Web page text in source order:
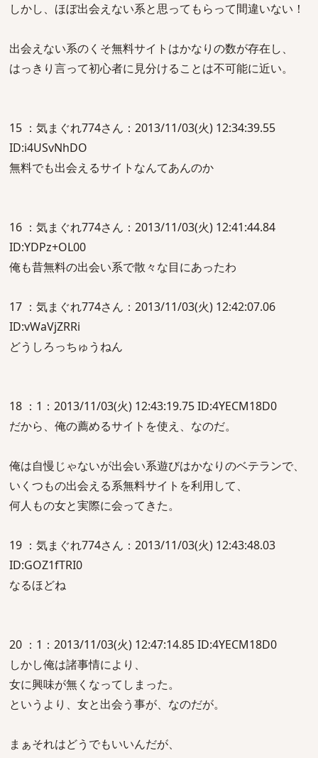
しかし、ほぼ出会えない系と思ってもらって間違いない！
出会えない系のくそ無料サイトはかなりの数が存在し、
はっきり言って初心者に見分けることは不可能に近い。
15 ：気まぐれ774さん：2013/11/03(火) 12:34:39.55
ID:i4USvNhDO
無料でも出会えるサイトなんてあんのか
16 ：気まぐれ774さん：2013/11/03(火) 12:41:44.84
ID:YDPz+OL00
俺も昔無料の出会い系で散々な目にあったわ
17 ：気まぐれ774さん：2013/11/03(火) 12:42:07.06
ID:vWaVjZRRi
どうしろっちゅうねん
18 ：1：2013/11/03(火) 12:43:19.75 ID:4YECM18D0
だから、俺の薦めるサイトを使え、なのだ。
俺は自慢じゃないが出会い系遊びはかなりのベテランで、
いくつもの出会える系無料サイトを利用して、
何人もの女と実際に会ってきた。
19 ：気まぐれ774さん：2013/11/03(火) 12:43:48.03
ID:GOZ1fTRI0
なるほどね
20 ：1：2013/11/03(火) 12:47:14.85 ID:4YECM18D0
しかし俺は諸事情により、
女に興味が無くなってしまった。
というより、女と出会う事が、なのだが。
まぁそれはどうでもいいんだが、